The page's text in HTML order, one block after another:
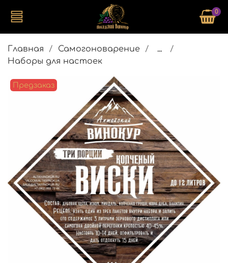
0
Главная Самогоноварение
...
Наборы для настоек
Предзаказ